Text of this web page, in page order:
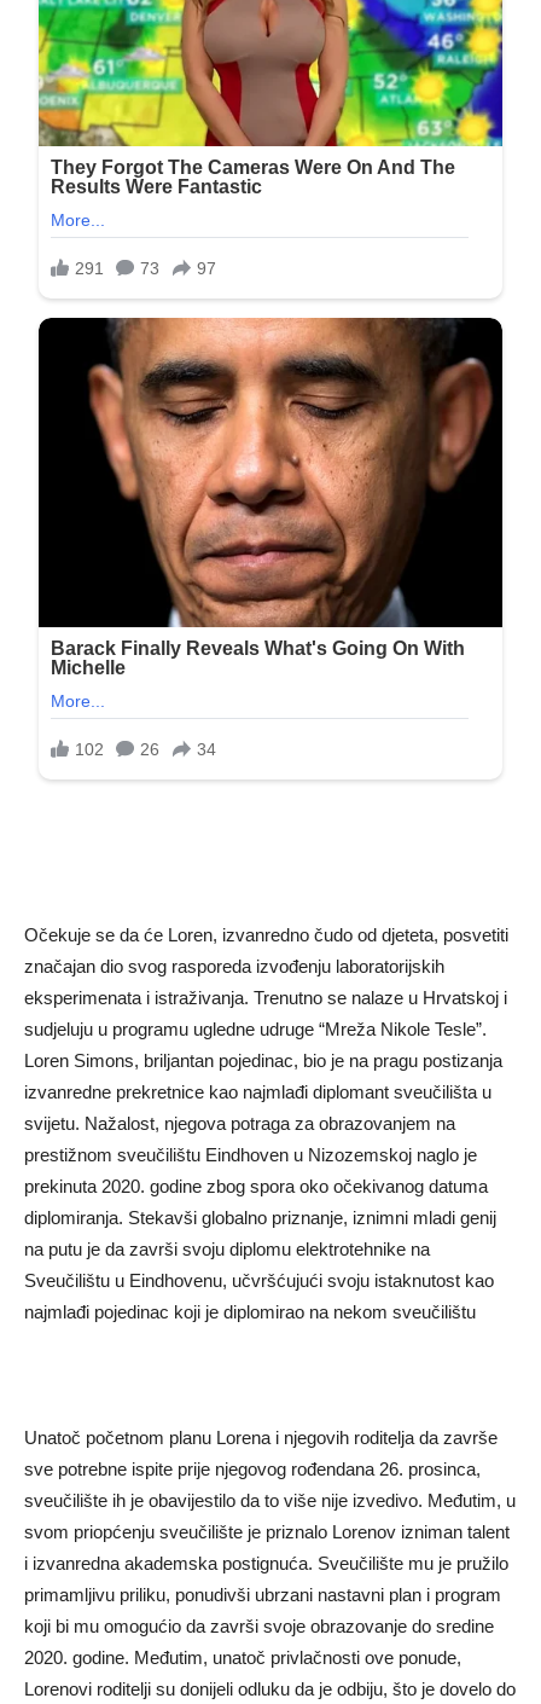
Očekuje se da će Loren, izvanredno čudo od djeteta, posvetiti
značajan dio svog rasporeda izvođenju laboratorijskih
eksperimenata i istraživanja. Trenutno se nalaze u Hrvatskoj i
sudjeluju u programu ugledne udruge “Mreža Nikole Tesle”.
Loren Simons, briljantan pojedinac, bio je na pragu postizanja
izvanredne prekretnice kao najmlađi diplomant sveučilišta u
svijetu. Nažalost, njegova potraga za obrazovanjem na
prestižnom sveučilištu Eindhoven u Nizozemskoj naglo je
prekinuta 2020. godine zbog spora oko očekivanog datuma
diplomiranja. Stekavši globalno priznanje, iznimni mladi genij
na putu je da završi svoju diplomu elektrotehnike na
Sveučilištu u Eindhovenu, učvršćujući svoju istaknutost kao
najmlađi pojedinac koji je diplomirao na nekom sveučilištu
Unatoč početnom planu Lorena i njegovih roditelja da završe
sve potrebne ispite prije njegovog rođendana 26. prosinca,
sveučilište ih je obavijestilo da to više nije izvedivo. Međutim, u
svom priopćenju sveučilište je priznalo Lorenov izniman talent
i izvanredna akademska postignuća. Sveučilište mu je pružilo
primamljivu priliku, ponudivši ubrzani nastavni plan i program
koji bi mu omogućio da završi svoje obrazovanje do sredine
2020. godine. Međutim, unatoč privlačnosti ove ponude,
Lorenovi roditelji su donijeli odluku da je odbiju, što je dovelo do